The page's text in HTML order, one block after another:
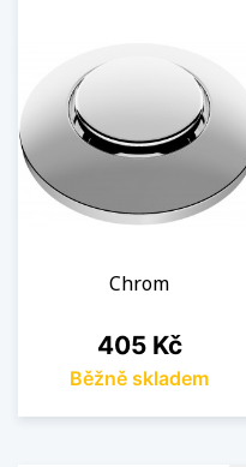
Chrom
Cena
405 Kč
Běžně skladem